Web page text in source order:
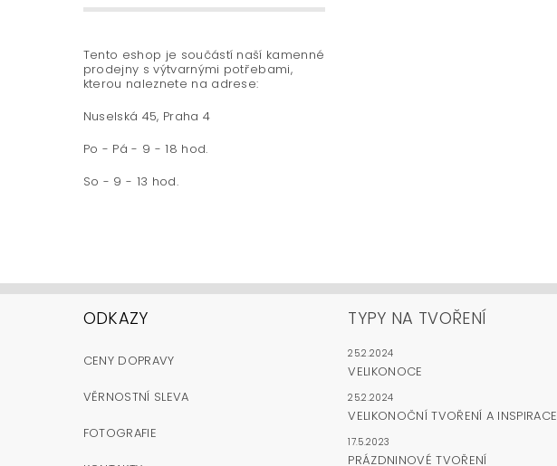
Tento eshop je součástí naší kamenné
prodejny s výtvarnými potřebami,
kterou naleznete na adrese:
Nuselská 45, Praha 4
Po - Pá - 9 - 18 hod.
So - 9 - 13 hod.
ODKAZY
CENY DOPRAVY
VĚRNOSTNÍ SLEVA
FOTOGRAFIE
TYPY NA TVOŘENÍ
25.2.2024
VELIKONOCE
25.2.2024
VELIKONOČNÍ TVOŘENÍ A INSPIRACE
17.5.2023
PRÁZDNINOVÉ TVOŘENÍ